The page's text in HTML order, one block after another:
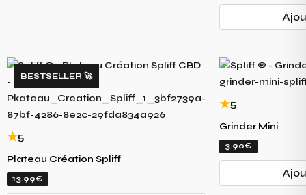
BESTSELLER 🚀
5
Plateau Création Spliff
13.99€
5
Grinder Mini
3.90€